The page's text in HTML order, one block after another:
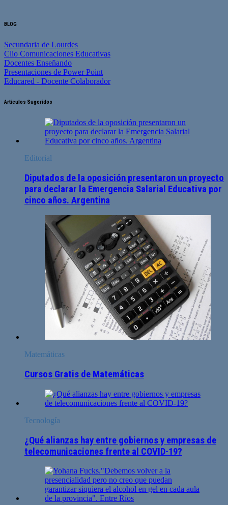
BLOG
Secundaria de Lourdes
Clio Comunicaciones Educativas
Docentes Enseñando
Presentaciones de Power Point
Educared - Docente Colaborador
Artículos Sugeridos
Editorial
Diputados de la oposición presentaron un proyecto
para declarar la Emergencia Salarial Educativa por
cinco años. Argentina
Matemáticas
Cursos Gratis de Matemáticas
Tecnología
¿Qué alianzas hay entre gobiernos y empresas de
telecomunicaciones frente al COVID-19?